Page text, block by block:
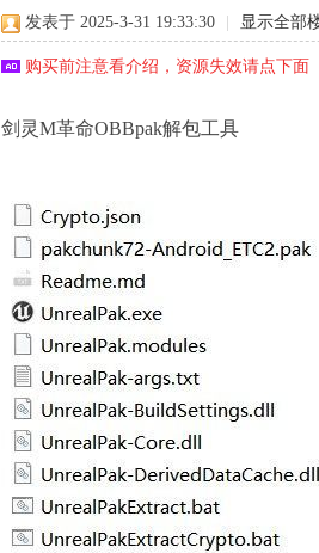
发表于 2025-3-31 19:33:30 显示全部
购买前注意看介绍，资源失效请点下
剑灵M革命OBBpak解包工具